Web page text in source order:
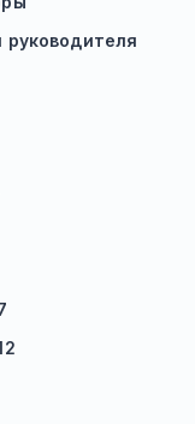
руководителя